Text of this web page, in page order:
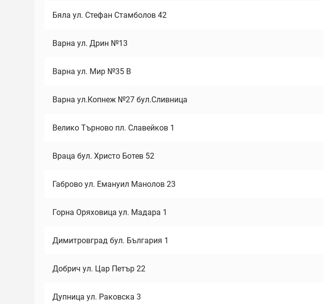
Бяла ул. Стефан Стамболов 42
Варна ул. Дрин №13
Варна ул. Мир №35 В
Варна ул.Копнеж №27 бул.Сливница
Велико Търново пл. Славейков 1
Враца бул. Христо Ботев 52
Габрово ул. Емануил Манолов 23
Горна Оряховица ул. Мадара 1
Димитровград бул. България 1
Добрич ул. Цар Петър 22
Дупница ул. Раковска 3